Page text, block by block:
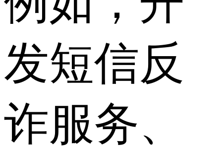
发短信反
诈服务、